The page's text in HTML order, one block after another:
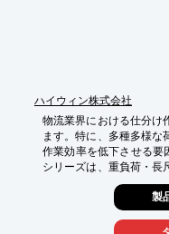
ハイウィン株式会社
物流業界における仕分け
ます。特に、多種多様な
作業効率を低下させる要
シリーズは、重負荷・長
を実現します。これに
【活用シーン】
製